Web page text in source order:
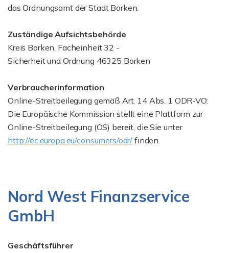
das Ordnungsamt der Stadt Borken.
Zuständige Aufsichtsbehörde
Kreis Borken, Facheinheit 32 -
Sicherheit und Ordnung 46325 Borken
Verbraucherinformation
Online-Streitbeilegung gemäß Art. 14 Abs. 1 ODR-VO:
Die Europäische Kommission stellt eine Plattform zur
Online-Streitbeilegung (OS) bereit, die Sie unter
http://ec.europa.eu/consumers/odr/ finden.
Nord West Finanzservice
GmbH
Geschäftsführer